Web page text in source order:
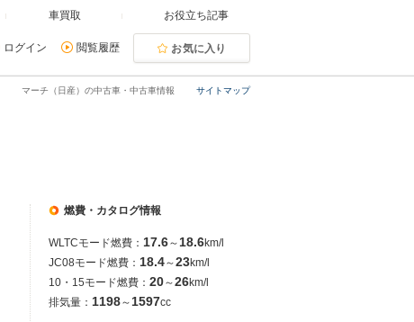
車買取 お役立ち記事
ログイン 閲覧履歴 お気に入り
サイトマップ
マーチ（日産）の中古車・中古車情報
燃費・カタログ情報
WLTCモード燃費： 17.6～ 18.6km/l
JC08モード燃費： 18.4～23km/l
10・15モード燃費： 20～26km/l
排気量： 1198～ 1597cc